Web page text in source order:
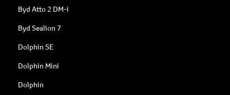
Byd Atto 2 DM-i
Byd Sealion 7
Dolphin SE
Dolphin Mini
Dolphin